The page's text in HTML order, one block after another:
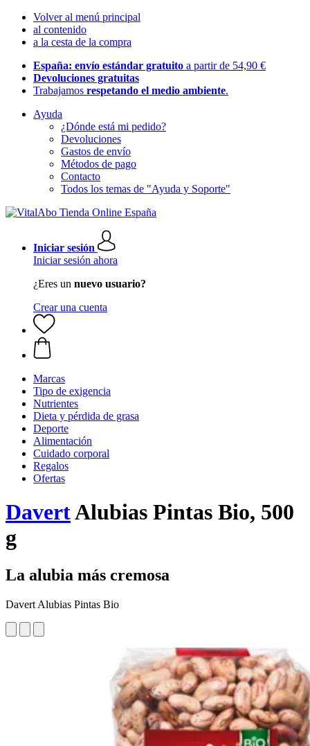
Volver al menú principal
al contenido
a la cesta de la compra
España: envío estándar gratuito a partir de 54,90 €
Devoluciones gratuitas
Trabajamos respetando el medio ambiente.
Ayuda
¿Dónde está mi pedido?
Devoluciones
Gastos de envío
Métodos de pago
Contacto
Todos los temas de "Ayuda y Soporte"
Iniciar sesión
Iniciar sesión ahora
¿Eres un nuevo usuario?
Crear una cuenta
Marcas
Tipo de exigencia
Nutrientes
Dieta y pérdida de grasa
Deporte
Alimentación
Cuidado corporal
Regalos
Ofertas
DavertAlubias Pintas Bio, 500
g
La alubia más cremosa
Davert Alubias Pintas Bio